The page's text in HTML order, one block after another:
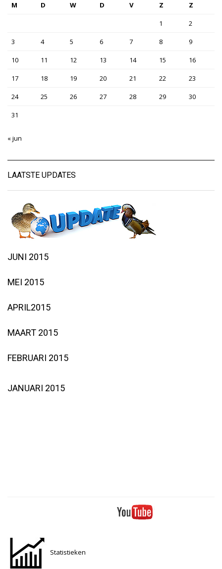
M
D W D V Z Z
1 2
3 4 5 6 7 8 9
10 11 12 13 14 15 16
17 18 19 20 21 22 23
24 25 26 27 28 29 30
31
« jun
LAATSTE UPDATES
JUNI 2015
MEI 2015
APRIL2015
MAART 2015
FEBRUARI 2015
JANUARI 2015
Statistieken